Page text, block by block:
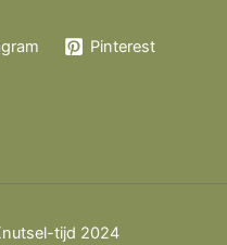
Pinterest
tijd 2024